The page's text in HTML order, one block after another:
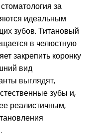
за
идеальным
зубов. Титановый
в челюстную
закрепить коронку
вид
выглядят,
зубы и,
реалистичным,